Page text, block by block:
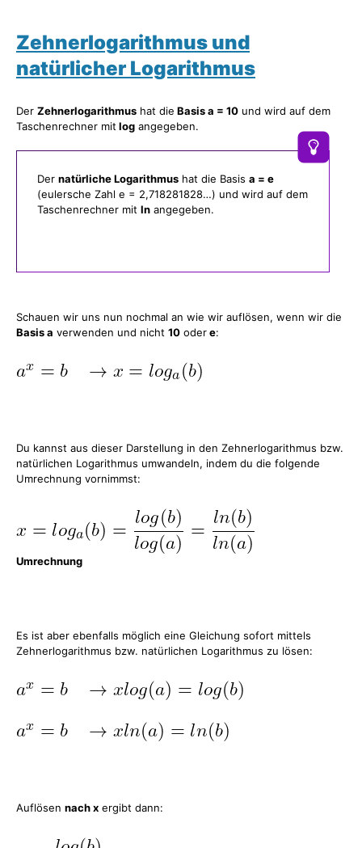
Zehnerlogarithmus und
natürlicher Logarithmus
Der Zehnerlogarithmus hat die Basis a = 10 und wird auf dem
Taschenrechner mit log angegeben.
Der natürliche Logarithmus hat die Basis a = e
(eulersche Zahl e = 2,718281828…) und wird auf dem
Taschenrechner mit ln angegeben.
Schauen wir uns nun nochmal an wie wir auflösen, wenn wir die
Basis a verwenden und nicht 10 odere:
Du kannst aus dieser Darstellung in den Zehnerlogarithmus bzw.
natürlichen Logarithmus umwandeln, indem du die folgende
Umrechnung vornimmst:
Umrechnung
Es ist aber ebenfalls möglich eine Gleichung sofort mittels
Zehnerlogarithmus bzw. natürlichen Logarithmus zu lösen:
Auflösen nach x ergibt dann: